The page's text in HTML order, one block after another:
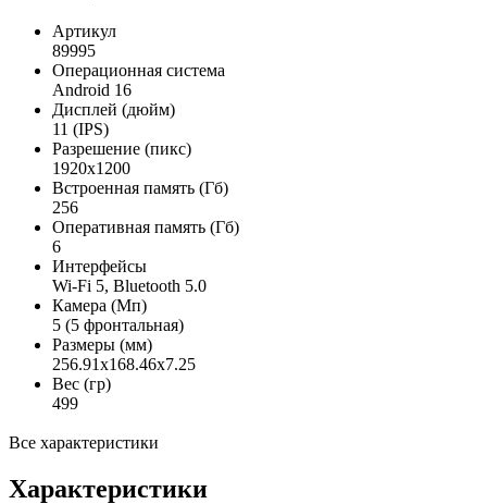
Артикул
89995
Операционная система
Android 16
Дисплей (дюйм)
11 (IPS)
Разрешение (пикс)
1920x1200
Встроенная память (Гб)
256
Оперативная память (Гб)
6
Интерфейсы
Wi-Fi 5, Bluetooth 5.0
Камера (Мп)
5 (5 фронтальная)
Размеры (мм)
256.91x168.46x7.25
Вес (гр)
499
Все характеристики
Характеристики